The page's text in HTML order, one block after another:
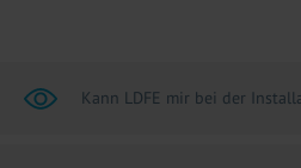
Kann LDFE mir bei der